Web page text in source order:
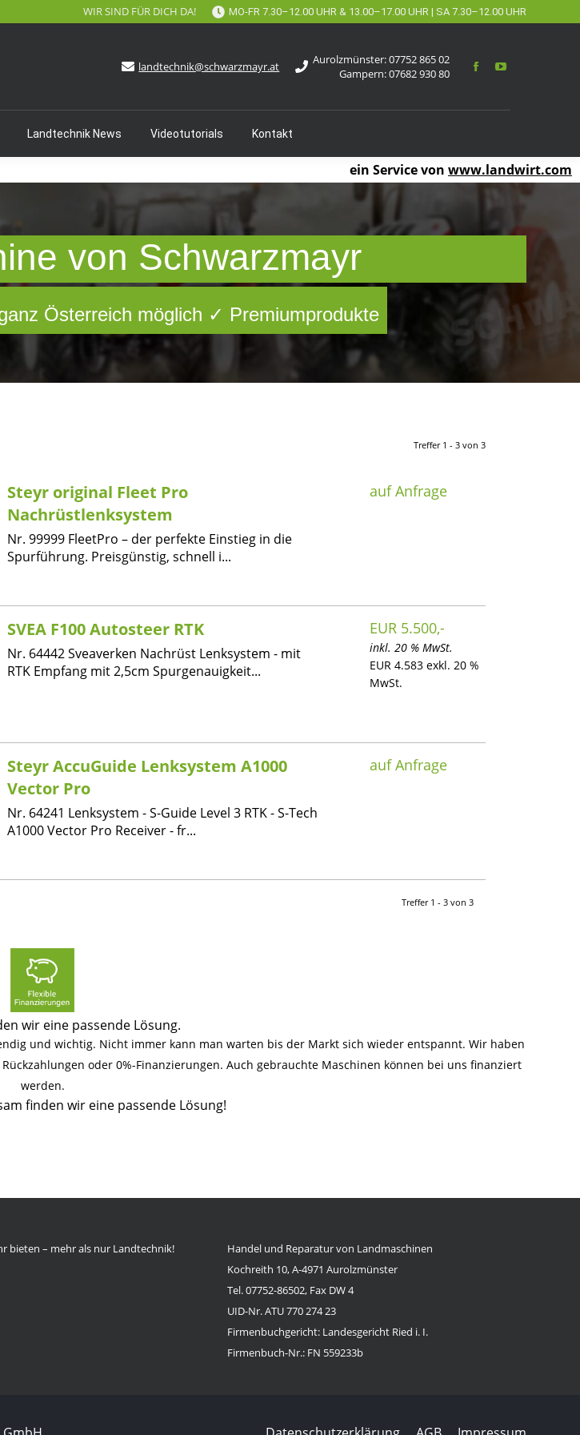
WIR SIND FÜR DICH DA! MO-FR 7.30–12.00 UHR & 13.00–17.00 UHR | SA 7.30–12.00 UHR
landtechnik@schwarzmayr.at Aurolzmünster:07752 865 02
Gampern:07682 930 80
Landtechnik News Videotutorials Kontakt
von Schwarzmayr
Österreich möglich ✓ Premiumprodukte
Treffer 1 - 3 von 3
Steyr original Fleet Pro
Nachrüstlenksystem
Nr. 99999 FleetPro – der perfekte Einstieg in die
Spurführung. Preisgünstig, schnell i...
auf Anfrage
SVEA F100 Autosteer RTK
Nr. 64442 Sveaverken Nachrüst Lenksystem - mit
RTK Empfang mit 2,5cm Spurgenauigkeit...
EUR 5.500,-
inkl. 20 % MwSt.
EUR 4.583 exkl. 20 %
MwSt.
Steyr AccuGuide Lenksystem A1000
Vector Pro
Nr. 64241 Lenksystem - S-Guide Level 3 RTK - S-Tech
A1000 Vector Pro Receiver - fr...
auf Anfrage
Treffer 1 - 3 von 3
wir eine passende Lösung.
und wichtig. Nicht immer kann man warten bis der Markt sich wieder entspannt. Wir haben
oder 0%-Finanzierungen. Auch gebrauchte Maschinen können bei uns finanziert
werden.
finden wir eine passende Lösung!
ein Service von www.landwirt.com
bieten – mehr als nur Landtechnik!
Handel und Reparatur von Landmaschinen
Kochreith 10, A-4971 Aurolzmünster
Tel. 07752-86502, Fax DW 4
UID-Nr. ATU 770 274 23
Firmenbuchgericht: Landesgericht Ried i. I.
Firmenbuch-Nr.: FN 559233b